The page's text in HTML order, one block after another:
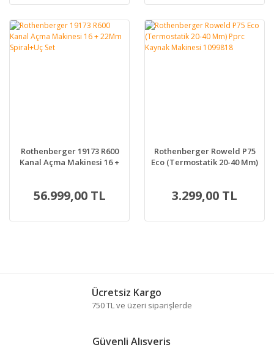
Rothenberger 19173 R600
Kanal Açma Makinesi 16 +
56.999,00 TL
Rothenberger Roweld P75
Eco (Termostatik 20-40 Mm)
3.299,00 TL
Ücretsiz Kargo
750 TL ve üzeri siparişlerde
Güvenli Alışveriş